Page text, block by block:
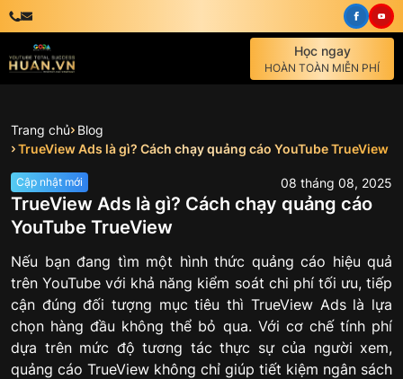
Học ngay
HOÀN TOÀN MIỄN PHÍ
Trang chủ Blog
TrueView Ads là gì? Cách chạy quảng cáo YouTube TrueView
Cập nhật mới 08 tháng 08, 2025
TrueView Ads là gì? Cách chạy quảng cáo
YouTube TrueView
Nếu bạn đang tìm một hình thức quảng cáo hiệu quả
trên YouTube với khả năng kiểm soát chi phí tối ưu, tiếp
cận đúng đối tượng mục tiêu thì TrueView Ads là lựa
chọn hàng đầu không thể bỏ qua. Với cơ chế tính phí
dựa trên mức độ tương tác thực sự của người xem,
quảng cáo TrueView không chỉ giúp tiết kiệm ngân sách